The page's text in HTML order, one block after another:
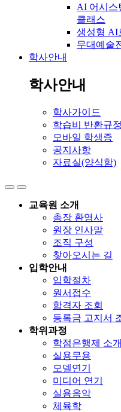
AI 어시스
클래스
생성형 AI
무대예술
학사안내
학사안내
학사가이드
학습비 반환규정
모바일 학생증
공지사항
자료실(양식함)
교육원 소개
총장 환영사
원장 인사말
조직 구성
찾아오시는 길
입학안내
입학절차
원서접수
합격자 조회
등록금 고지서
학위과정
학점은행제 소개
실용무용
모델연기
미디어 연기
실용음악
체육학